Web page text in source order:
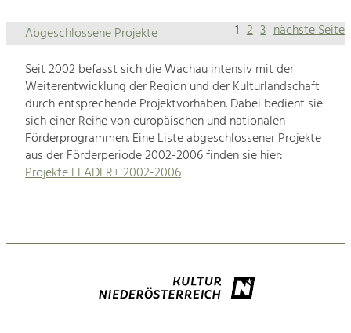
1 2 3 nächste Seite
Abgeschlossene Projekte
Seit 2002 befasst sich die Wachau intensiv mit der
Weiterentwicklung der Region und der Kulturlandschaft
durch entsprechende Projektvorhaben. Dabei bedient sie
sich einer Reihe von europäischen und nationalen
Förderprogrammen. Eine Liste abgeschlossener Projekte
aus der Förderperiode 2002-2006 finden sie hier:
Projekte LEADER+ 2002-2006